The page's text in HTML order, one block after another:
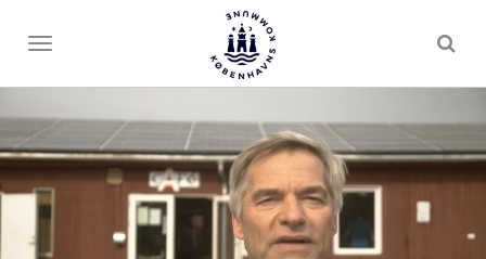
Toggle